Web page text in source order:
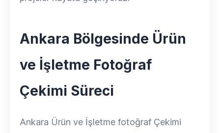
Ankara Bölgesinde Ürün
ve İşletme Fotoğraf
Çekimi Süreci
Ankara Ürün ve İşletme fotoğraf Çekimi